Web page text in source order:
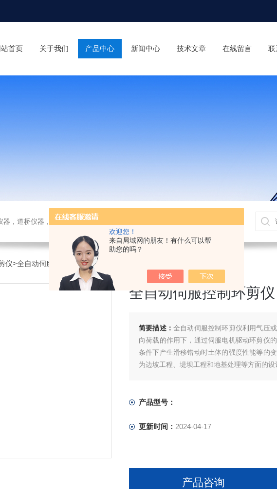
欢迎您！
来自局域网的朋友！有什么可以帮
助您的吗？
首页 关于我们 产品中心 新闻中心 技术文章 在线留言 联
道桥仪器，检测仪器，检测仪器，物探仪器，勘察仪器，试验机试验箱，整体方案
仪>全自动伺服控制环剪仪
全自动伺服控制环剪仪
简要描述： 全自动伺服控制环剪仪利用气压
向荷载的作用下，通过伺服电机驱动环剪仪
条件下产生滑移错动时土体的强度性能等的
为边坡工程、堤坝工程和地基处理等方面的设
产品型号：
更新时间： 2024-04-17
产品咨询